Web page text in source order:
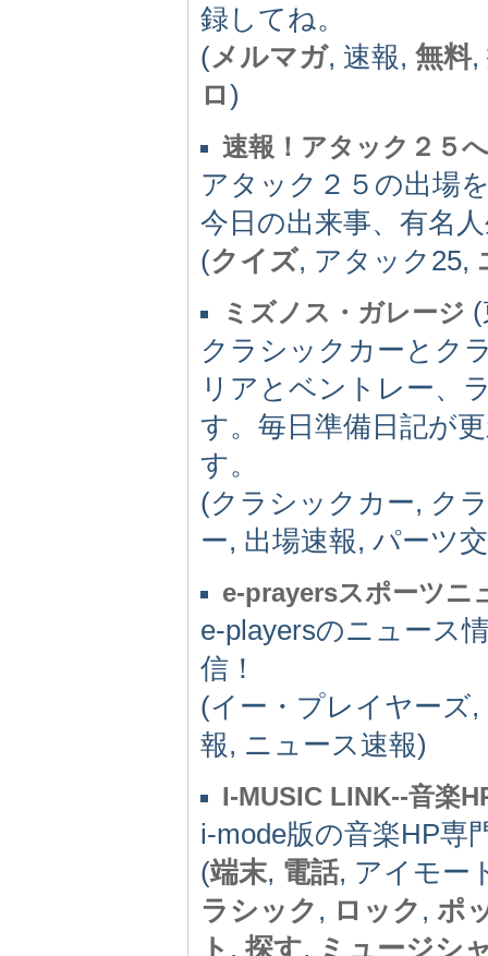
録してね。
(メルマガ, 速報, 無料,
ロ)
速報！アタック２５
アタック２５の出場
今日の出来事、有名
(クイズ, アタック25,
ミズノス・ガレージ
クラシックカーとク
リアとベントレー、
す。毎日準備日記が
す。
(クラシックカー, ク
ー, 出場速報, パーツ
e-prayersスポーツニ
e-playersのニュース
信！
(イー・プレイヤーズ,
報, ニュース速報)
I-MUSIC LINK--音楽
i-mode版の音楽HP専
(端末, 電話, アイモー
ラシック , ロック , ポ
ト , 探す, ミュージシ